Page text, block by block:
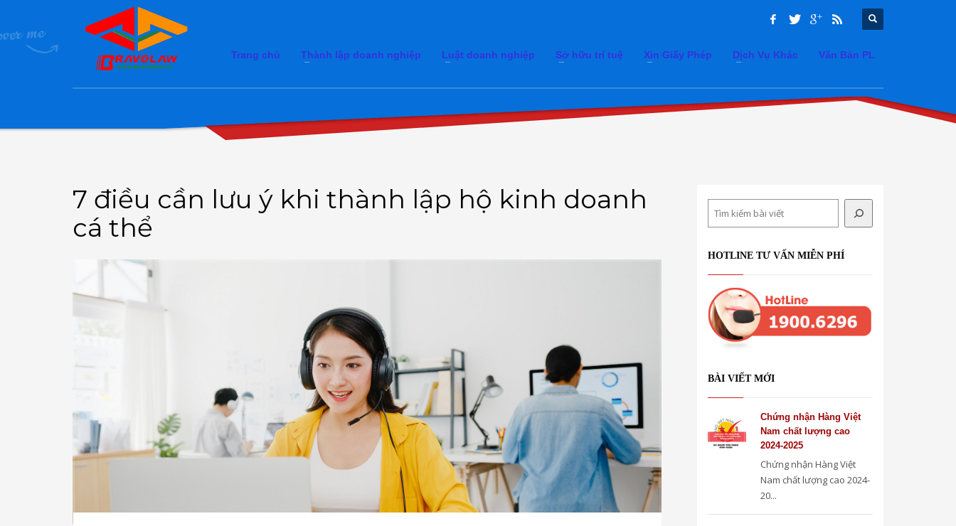
Trang chủ Thành lập doanh nghiệp Luật doanh nghiệp Sở hữu trí tuệ Xin Giấy Phép Dịch Vụ Khác Văn Bản PL
7 điều cần lưu ý khi thành lập hộ kinh doanh
cá thể
HOTLINE TƯ VẤN MIỄN PHÍ
BÀI VIẾT MỚI
Chứng nhận Hàng Việt
Nam chất lượng cao
2024-2025
Chứng nhận Hàng Việt
Nam chất lượng cao 2024-
20...